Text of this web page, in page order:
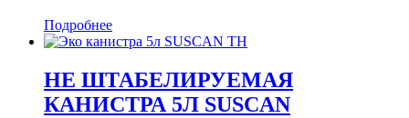
Подробнее
НЕ ШТАБЕЛИРУЕМАЯ
КАНИСТРА 5Л SUSCAN